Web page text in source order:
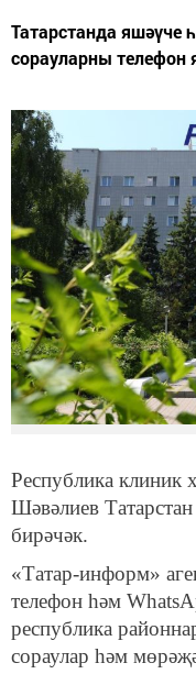
Татарстанда яшәүче
сорауларны телефон
Республика клиник
Шәвәлиев
бирәчәк.
«Татар-информ»
телефон һәм
республика
сораулар һәм